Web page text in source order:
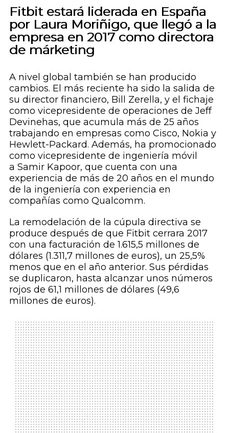
Fitbit estará liderada en España
por Laura Moriñigo, que llegó a la
empresa en 2017 como directora
de márketing
A nivel global también se han producido
cambios. El más reciente ha sido la salida de
su director financiero, Bill Zerella, y el fichaje
como vicepresidente de operaciones de Jeff
Devinehas, que acumula más de 25 años
trabajando en empresas como Cisco, Nokia y
Hewlett-Packard. Además, ha promocionado
como vicepresidente de ingeniería móvil
a Samir Kapoor, que cuenta con una
experiencia de más de 20 años en el mundo
de la ingeniería con experiencia en
compañías como Qualcomm.
La remodelación de la cúpula directiva se
produce después de que Fitbit cerrara 2017
con una facturación de 1.615,5 millones de
dólares (1.311,7 millones de euros), un 25,5%
menos que en el año anterior. Sus pérdidas
se duplicaron, hasta alcanzar unos números
rojos de 61,1 millones de dólares (49,6
millones de euros).